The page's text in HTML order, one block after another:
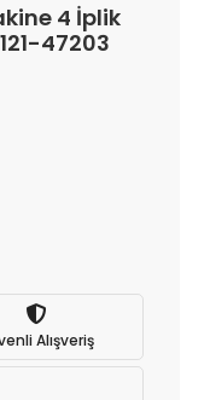
4 İplik
47203
Alışveriş